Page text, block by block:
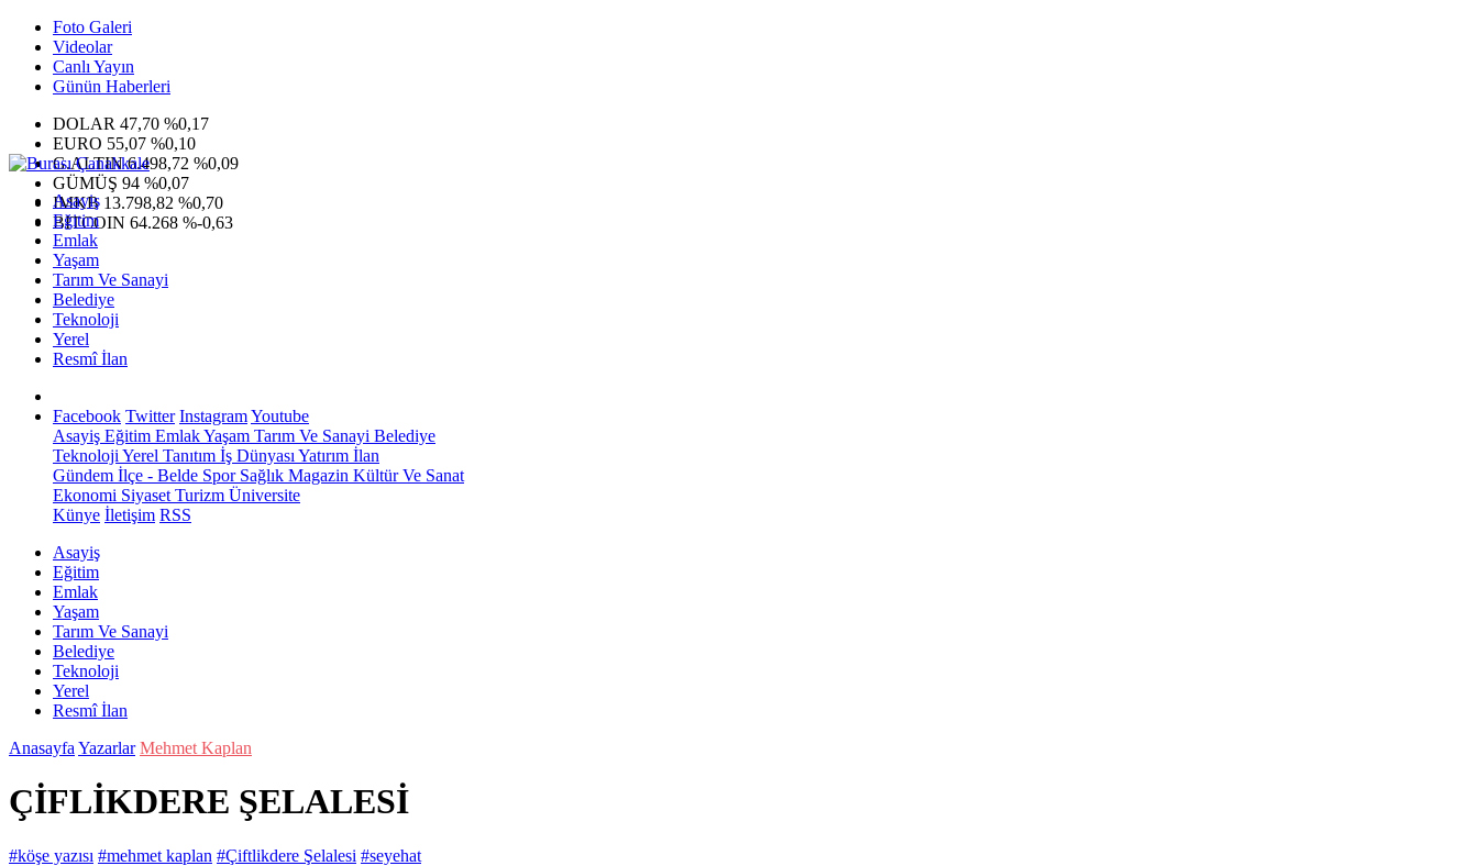
Foto Galeri
Videolar
Canlı Yayın
Günün Haberleri
DOLAR 47,70 %0,17
EURO 55,07 %0,10
G.ALTIN6.498,72 %0,09
GÜMÜŞ 94 %0,07
IMKB 13.798,82 %0,70
BITCOIN 64.268 %-0,63
Asayiş
Eğitim
Emlak
Yaşam
Tarım Ve Sanayi
Belediye
Teknoloji
Yerel
Resmî İlan
Facebook Twitter InstagramYoutube
Asayiş Eğitim EmlakYaşam Tarım Ve Sanayi Belediye
Teknoloji Yerel Tanıtım İş Dünyası Yatırım İlan
Gündem İlçe - Belde SporSağlık Magazin Kültür Ve Sanat
Ekonomi Siyaset Turizm Üniversite
Künye İletişim RSS
Asayiş
Eğitim
Emlak
Yaşam
Tarım Ve Sanayi
Belediye
Teknoloji
Yerel
Resmî İlan
Anasayfa Yazarlar Mehmet Kaplan
ÇİFLİKDERE ŞELALESİ
#köşe yazısı #mehmet kaplan #Çiftlikdere Şelalesi #seyehat